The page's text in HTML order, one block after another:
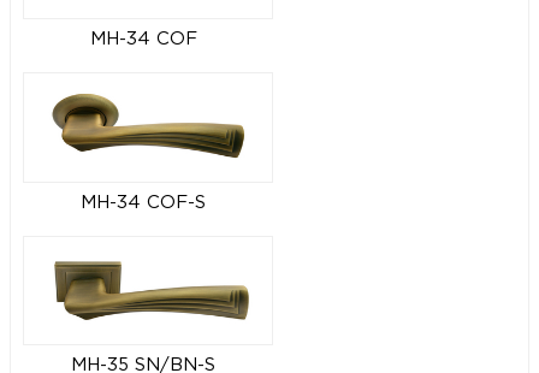
MH-34 COF
MH-34 COF-S
MH-35 SN/BN-S